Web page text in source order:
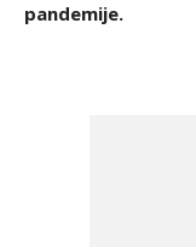
pandemije.